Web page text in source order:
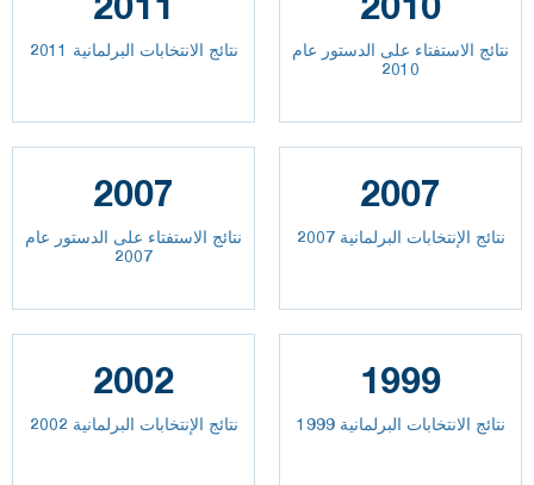
نتائج الانتخابات البرلمانية 2011
نتائج الاستفتاء على الدستور عام
2010
2007
نتائج الاستفتاء على الدستور عام
2007
2007
نتائج الإنتخابات البرلمانية 2007
2002
نتائج الإنتخابات البرلمانية 2002
1999
نتائج الانتخابات البرلمانية 1999